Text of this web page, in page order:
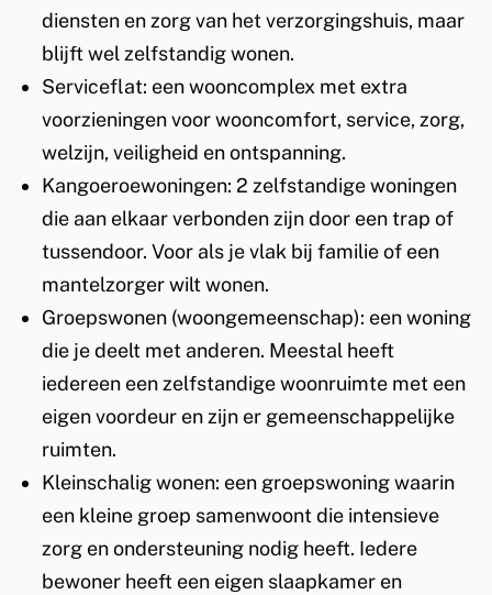
diensten en zorg van het verzorgingshuis, maar
blijft wel zelfstandig wonen.
Serviceflat: een wooncomplex met extra
voorzieningen voor wooncomfort, service, zorg,
welzijn, veiligheid en ontspanning.
Kangoeroewoningen: 2 zelfstandige woningen
die aan elkaar verbonden zijn door een trap of
tussendoor. Voor als je vlak bij familie of een
mantelzorger wilt wonen.
Groepswonen (woongemeenschap): een woning
die je deelt met anderen. Meestal heeft
iedereen een zelfstandige woonruimte met een
eigen voordeur en zijn er gemeenschappelijke
ruimten.
Kleinschalig wonen: een groepswoning waarin
een kleine groep samenwoont die intensieve
zorg en ondersteuning nodig heeft. Iedere
bewoner heeft een eigen slaapkamer en